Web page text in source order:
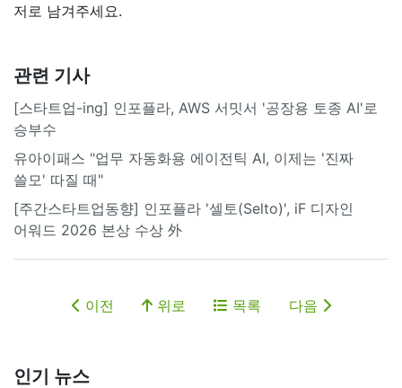
저로 남겨주세요.
관련 기사
[스타트업-ing] 인포플라, AWS 서밋서 '공장용 토종 AI'로
승부수
유아이패스 "업무 자동화용 에이전틱 AI, 이제는 '진짜
쓸모' 따질 때"
[주간스타트업동향] 인포플라 '셀토(Selto)', iF 디자인
어워드 2026 본상 수상 外
이전 위로 목록 다음
인기 뉴스